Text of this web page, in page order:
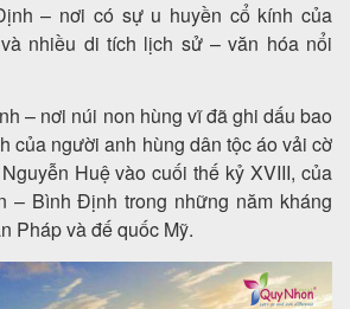
– nơi có sự u huyền cổ kính của
nhiều di tích lịch sử – văn hóa nổi
– nơi núi non hùng vĩ đã ghi dấu bao
của người anh hùng dân tộc áo vải cờ
Huệ vào cuối thế kỷ XVIII, của
– Bình Định trong những năm kháng
Pháp và đế quốc Mỹ.